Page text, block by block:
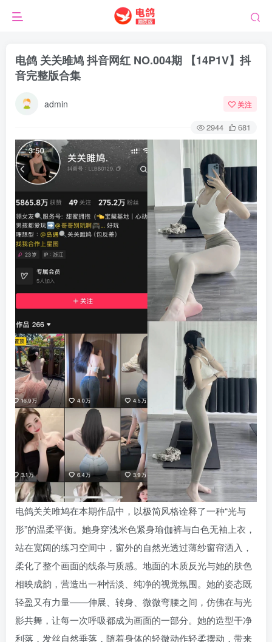
电鸽 关关雎鸠 抖音网红 NO.004期 【14P1V】抖
音完整版合集
admin 关注
2944 681
电鸽关关雎鸠在本期作品中，以极简风格诠释了一种“光与
形”的温柔平衡。她身穿浅米色紧身瑜伽裤与白色无袖上衣，
站在宽阔的练习空间中，窗外的自然光透过薄纱窗帘洒入，
柔化了整个画面的线条与质感。地面的木质反光与她的肤色
相映成韵，营造出一种恬淡、纯净的视觉氛围。她的姿态既
轻盈又有力量——伸展、转身、微微弯腰之间，仿佛在与光
影共舞，让每一次呼吸都成为画面的一部分。她的造型干净
利落，发丝自然垂落，随着身体的轻微动作轻柔摆动，带来